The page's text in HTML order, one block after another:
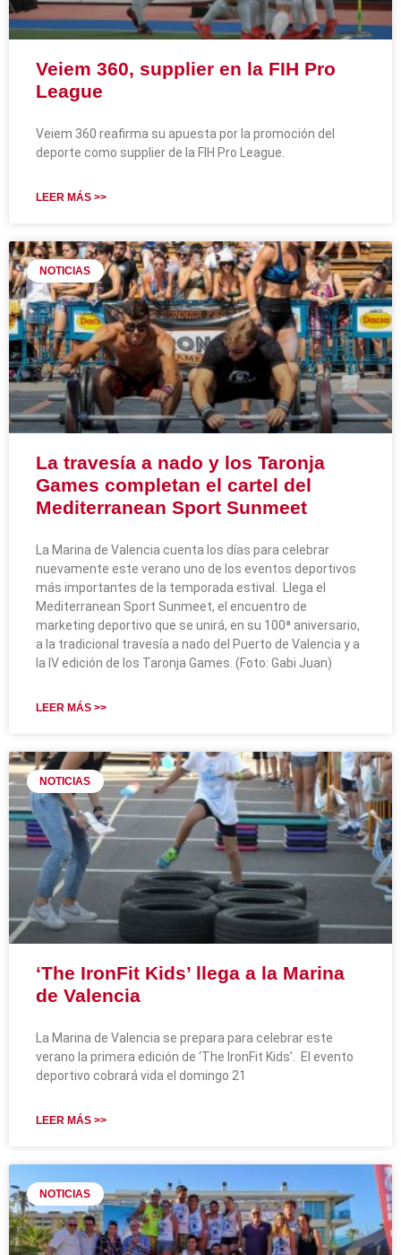
Veiem 360, supplier en la FIH Pro
League
Veiem 360 reafirma su apuesta por la promoción del
deporte como supplier de la FIH Pro League.
LEER MÁS >>
NOTICIAS
La travesía a nado y los Taronja
Games completan el cartel del
Mediterranean Sport Sunmeet
La Marina de Valencia cuenta los días para celebrar
nuevamente este verano uno de los eventos deportivos
más importantes de la temporada estival. Llega el
Mediterranean Sport Sunmeet, el encuentro de
marketing deportivo que se unirá, en su 100ª aniversario,
a la tradicional travesía a nado del Puerto de Valencia y a
la IV edición de los Taronja Games. (Foto: Gabi Juan)
LEER MÁS >>
NOTICIAS
‘The IronFit Kids’ llega a la Marina
de Valencia
La Marina de Valencia se prepara para celebrar este
verano la primera edición de ‘The IronFit Kids’. El evento
deportivo cobrará vida el domingo 21
LEER MÁS >>
NOTICIAS